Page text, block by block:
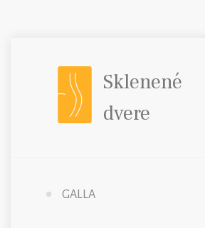
Sklenené
dvere
GALLA